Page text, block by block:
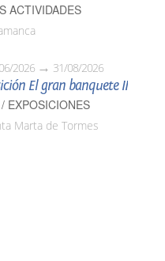
ACTIVIDADES
2026 31/08/2026
El gran banquete II
EXPOSICIONES
Marta de Tormes